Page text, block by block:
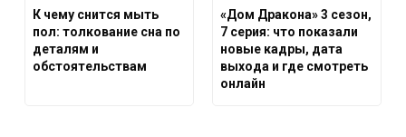
К чему снится мыть
пол: толкование сна по
деталям и
обстоятельствам
«Дом Дракона» 3 сезон,
7 серия: что показали
новые кадры, дата
выхода и где смотреть
онлайн